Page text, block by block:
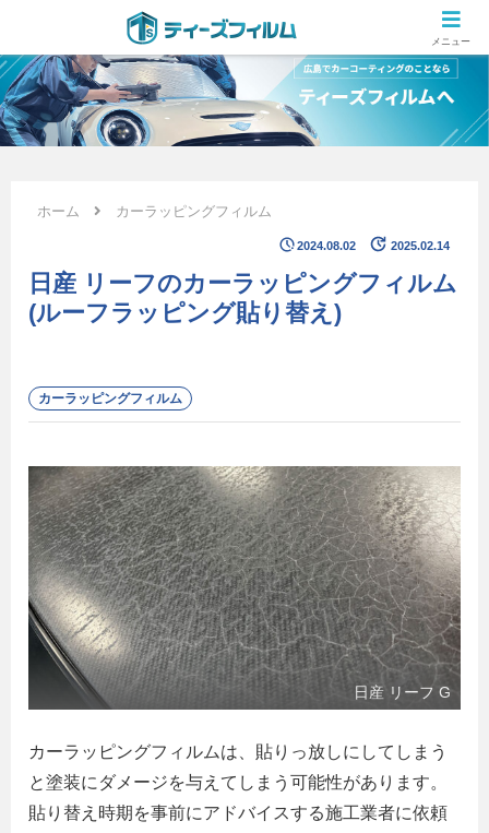
広島のカーコーティング専門店 ティーズフィルムの施工ブログ
ホーム カーラッピングフィルム
2024.08.02 2025.02.14
日産 リーフのカーラッピングフィルム
(ルーフラッピング貼り替え)
カーラッピングフィルム
日産 リーフ G
カーラッピングフィルムは、貼りっ放しにしてしまう
と塗装にダメージを与えてしまう可能性があります。
貼り替え時期を事前にアドバイスする施工業者に依頼
メニュー